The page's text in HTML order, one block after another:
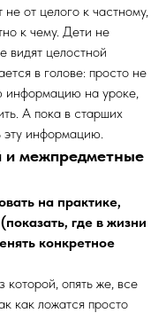
от целого к частному,
к чему. Дети не
видят целостной
в голове: просто не
информацию на уроке,
А пока в старших
эту информацию.
и межпредметные
на практике,
где в жизни
конкретное
которой, опять же, все
как ложатся просто